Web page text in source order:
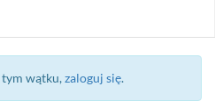
wątku,zaloguj się.